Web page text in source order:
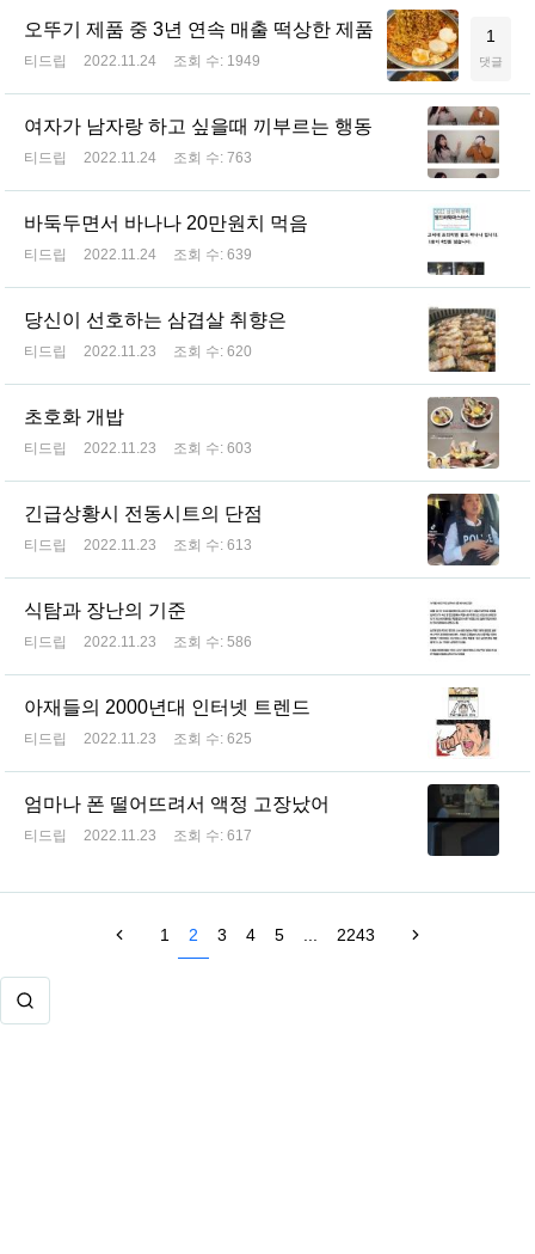
오뚜기 제품 중 3년 연속 매출 떡상한 제품
티드립 2022.11.24 조회 수: 1949
1
댓글
여자가 남자랑 하고 싶을때 끼부르는 행동
티드립 2022.11.24 조회 수: 763
바둑두면서 바나나 20만원치 먹음
티드립 2022.11.24 조회 수: 639
당신이 선호하는 삼겹살 취향은
티드립 2022.11.23 조회 수: 620
초호화 개밥
티드립 2022.11.23 조회 수: 603
긴급상황시 전동시트의 단점
티드립 2022.11.23 조회 수: 613
식탐과 장난의 기준
티드립 2022.11.23 조회 수: 586
아재들의 2000년대 인터넷 트렌드
티드립 2022.11.23 조회 수: 625
엄마나 폰 떨어뜨려서 액정 고장났어
티드립 2022.11.23 조회 수: 617
1 2 3 4 5 2243